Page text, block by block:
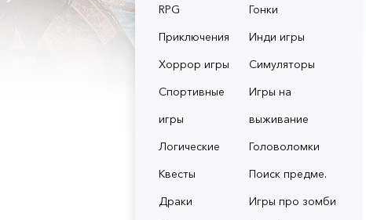
RPG
Гонки
Приключения
Инди игры
Хоррор игры
Симуляторы
Спортивные
игры
Игры на
выживание
Логические
Головоломки
Квесты
Поиск предме.
Драки
Игры про зомби